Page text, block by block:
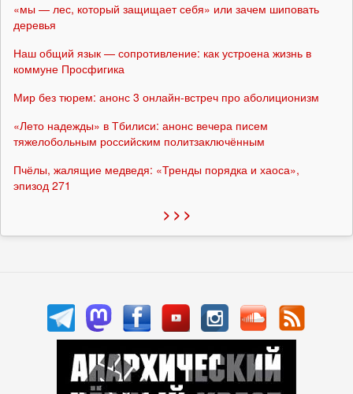
«мы — лес, который защищает себя» или зачем шиповать
деревья
Наш общий язык — сопротивление: как устроена жизнь в
коммуне Просфигика
Мир без тюрем: анонс 3 онлайн-встреч про аболиционизм
«Лето надежды» в Тбилиси: анонс вечера писем
тяжелобольным российским политзаключённым
Пчёлы, жалящие медведя: «Тренды порядка и хаоса»,
эпизод 271
> > >